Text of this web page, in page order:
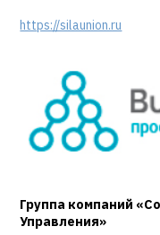
https://silaunion.ru
Группа компаний
Управления»